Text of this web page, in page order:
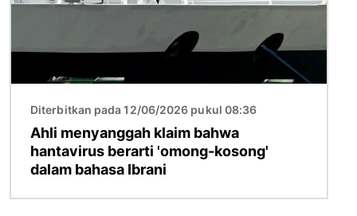
Diterbitkan pada 12/06/2026 pukul 08:36
Ahli menyanggah klaim bahwa
hantavirus berarti 'omong-kosong'
dalam bahasa Ibrani